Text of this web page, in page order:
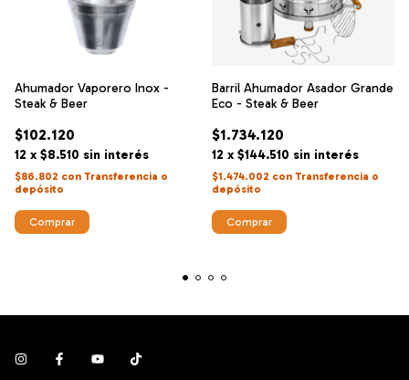
Ahumador Vaporero Inox -
Steak & Beer
$102.120
12 x $8.510 sin interés
$86.802 con Transferencia o
depósito
Barril Ahumador Asador Grande
Eco - Steak & Beer
$1.734.120
12 x $144.510 sin interés
$1.474.002 con Transferencia o
depósito